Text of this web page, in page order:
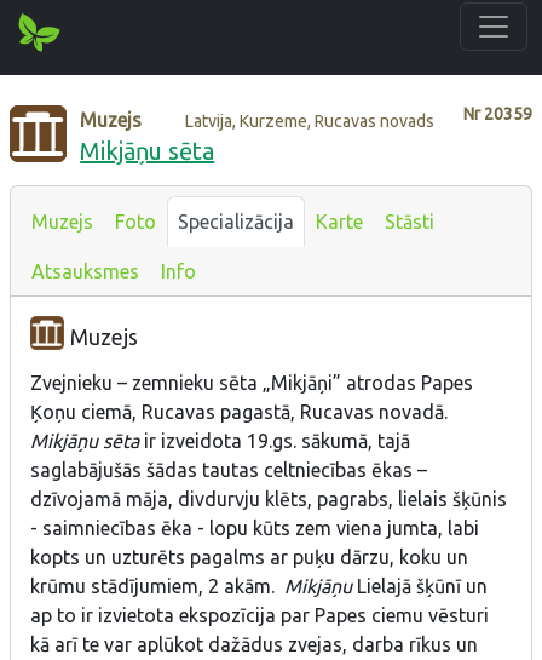
Nr20359
Muzejs Latvija, Kurzeme, Rucavas novads
Mikjāņu sēta
Muzejs Foto Specializācija Karte Stāsti
Atsauksmes Info
Muzejs
Zvejnieku – zemnieku sēta „Mikjāņi” atrodas Papes
Ķoņu ciemā, Rucavas pagastā, Rucavas novadā.
Mikjāņu sētair izveidota 19.gs. sākumā, tajā
saglabājušās šādas tautas celtniecības ēkas –
dzīvojamā māja, divdurvju klēts, pagrabs, lielais šķūnis
- saimniecības ēka - lopu kūts zem viena jumta, labi
kopts un uzturēts pagalms ar puķu dārzu, koku un
krūmu stādījumiem, 2 akām. Mikjāņu Lielajā šķūnī un
ap to ir izvietota ekspozīcija par Papes ciemu vēsturi
kā arī te var aplūkot dažādus zvejas, darba rīkus un